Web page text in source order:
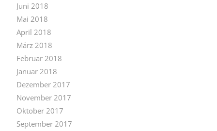
Juni 2018
Mai 2018
April 2018
März 2018
Februar 2018
Januar 2018
Dezember 2017
November 2017
Oktober 2017
September 2017